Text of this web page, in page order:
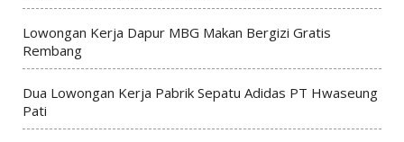
Lowongan Kerja Dapur MBG Makan Bergizi Gratis
Rembang
Dua Lowongan Kerja Pabrik Sepatu Adidas PT Hwaseung
Pati